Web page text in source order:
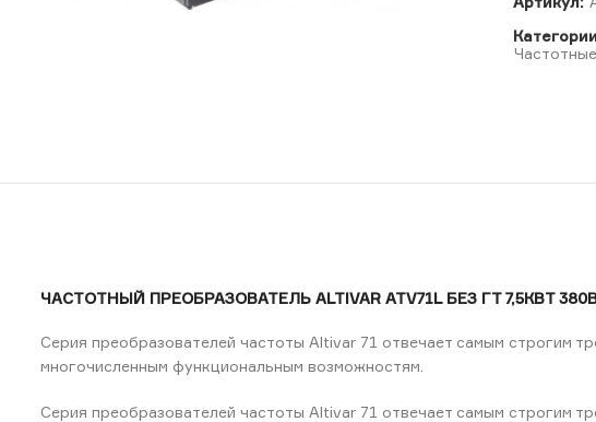
ЧАСТОТНЫЙ ПРЕОБРАЗОВАТЕЛЬ ALTIVAR ATV71L БЕЗ ГТ 7,5КВТ
Серия преобразователей частоты Altivar 71 отвечает самым строгим
многочисленным функциональным возможностям.
Серия преобразователей частоты Altivar 71 отвечает самым строгим